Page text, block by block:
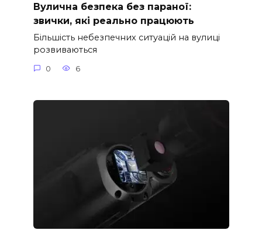
Вулична безпека без параної:
звички, які реально працюють
Більшість небезпечних ситуацій на вулиці
розвиваються
0 6